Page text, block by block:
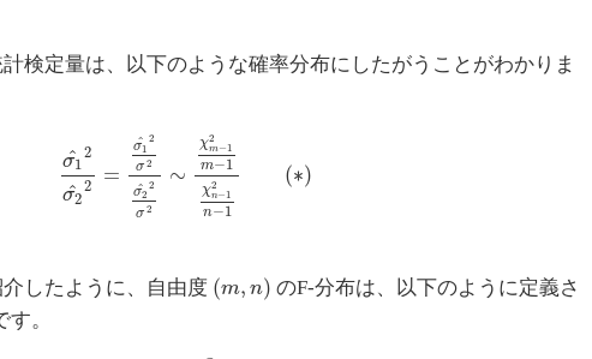
検定量は、以下のような確率分布にしたがうことがわかりま
σ1
^ 2
σ2
^ 2 =
σ1
^ 2
σ 2
σ2
^ 2
σ 2
∼
χ2
m− 1
m−1
χ2
n− 1
n−1
(∗)
介したように、自由度 (m, n) のF-分布は、以下のように定義さ
。